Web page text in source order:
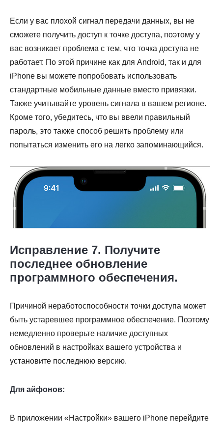
Если у вас плохой сигнал передачи данных, вы не
сможете получить доступ к точке доступа, поэтому у
вас возникает проблема с тем, что точка доступа не
работает. По этой причине как для Android, так и для
iPhone вы можете попробовать использовать
стандартные мобильные данные вместо привязки.
Также учитывайте уровень сигнала в вашем регионе.
Кроме того, убедитесь, что вы ввели правильный
пароль, это также способ решить проблему или
попытаться изменить его на легко запоминающийся.
Исправление 7. Получите
последнее обновление
программного обеспечения.
Причиной неработоспособности точки доступа может
быть устаревшее программное обеспечение. Поэтому
немедленно проверьте наличие доступных
обновлений в настройках вашего устройства и
установите последнюю версию.
Для айфонов:
В приложении «Настройки» вашего iPhone перейдите